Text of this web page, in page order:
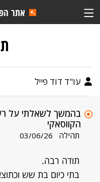
אתר
עו"ד דוד פייל
בהמשך לשאלתי על
הקווסאקי
תהילה 03/06/26
תודה רבה.
בתי כיום בת שש